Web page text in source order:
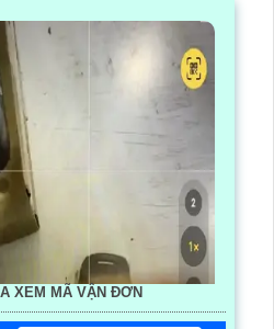
XEM MÃ VẬN ĐƠN